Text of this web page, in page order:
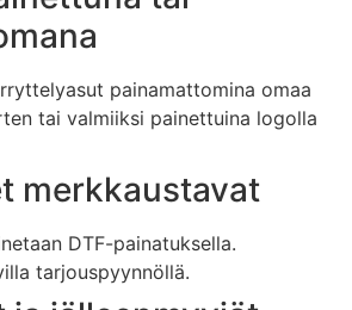
painamattomina omaa
tai valmiiksi painettuina logolla
merkkaustavat
DTF-painatuksella.
tarjouspyynnöllä.